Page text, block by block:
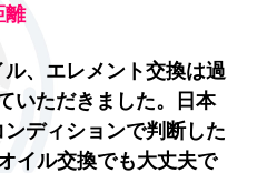
離
、エレメント交換は過
いただきました。日本
ディションで判断した
イル交換でも大丈夫で